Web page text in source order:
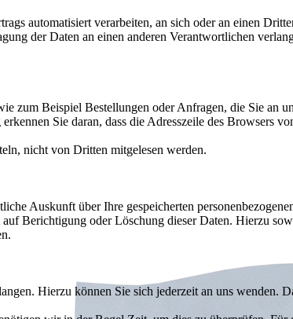
automatisiert verarbeiten, an sich oder an einen
der Daten an einen anderen Verantwortlichen
zum Beispiel Bestellungen oder Anfragen, die Sie an
Sie daran, dass die Adresszeile des Browsers
nicht von Dritten mitgelesen werden.
Auskunft über Ihre gespeicherten
Berichtigung oder Löschung dieser Daten. Hierzu
Hierzu können Sie sich jederzeit an uns wenden.